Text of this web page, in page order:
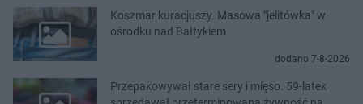
Koszmar kuracjuszy. Masowa "jelitówka" w
ośrodku nad Bałtykiem
dodano 7-8-2026
Przepakowywał stare sery i mięso. 59-latek